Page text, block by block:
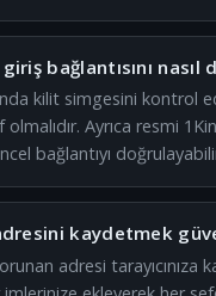
bağlantısını nasıl
kilit simgesini kontrol
olmalıdır. Ayrıca resmi
bağlantıyı
kaydetmek
adresi tarayıcınıza